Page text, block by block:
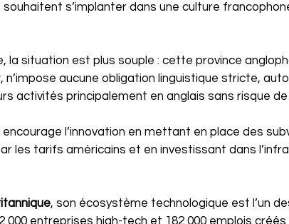
s’implanter dans une culture
la situation est plus souple : cette province
n’impose aucune obligation linguistique stricte,
activités principalement en anglais sans risque
encourage l’innovation en mettant en place des
les tarifs américains et en investissant dans
, son écosystème technologique est l’un
000 entreprises high-tech et 182 000 emplois